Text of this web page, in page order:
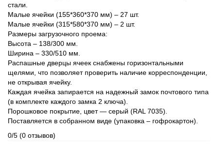
стали.
Малые ячейки (155*360*370 мм) – 27 шт.
Малые ячейки (315*580*370 мм) – 2 шт.
Размеры загрузочного проема:
Высота – 138/300 мм.
Ширина – 330/510 мм.
Распашные дверцы ячеек снабжены горизонтальными
щелями, что позволяет проверить наличие корреспонденции,
не открывая ячейку.
Каждая ячейка запирается на надежный замок почтового типа
(в комплекте каждого замка 2 ключа).
Порошковое покрытие, цвет — серый (RAL 7035).
Поставляется в собранном виде (упаковка – гофрокартон).
0/5 (0 отзывов)